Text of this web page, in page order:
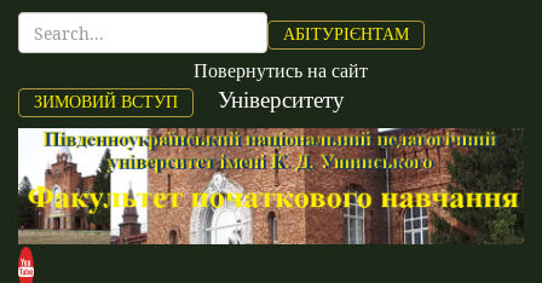
АБІТУРІЄНТАМ
ЗИМОВИЙ ВСТУП
Повернутись на сайт
Університету